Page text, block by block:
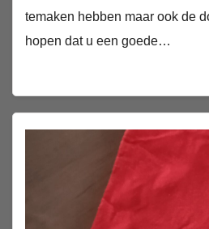
temaken hebben maar ook de
hopen dat u een goede…